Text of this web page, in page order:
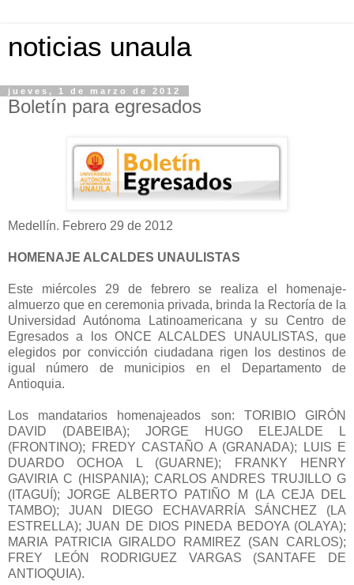
noticias unaula
jueves, 1 de marzo de 2012
Boletín para egresados
Medellín. Febrero 29 de 2012
HOMENAJE ALCALDES UNAULISTAS
Este miércoles 29 de febrero se realiza el homenaje-
almuerzo que en ceremonia privada, brinda la Rectoría de la
Universidad Autónoma Latinoamericana y su Centro de
Egresados a los ONCE ALCALDES UNAULISTAS, que
elegidos por convicción ciudadana rigen los destinos de
igual número de municipios en el Departamento de
Antioquia.
Los mandatarios homenajeados son: TORIBIO GIRÓN
DAVID (DABEIBA); JORGE HUGO ELEJALDE L
(FRONTINO); FREDY CASTAÑO A (GRANADA); LUIS E
DUARDO OCHOA L (GUARNE); FRANKY HENRY
GAVIRIA C (HISPANIA); CARLOS ANDRES TRUJILLO G
(ITAGUÍ); JORGE ALBERTO PATIÑO M (LA CEJA DEL
TAMBO); JUAN DIEGO ECHAVARRÍA SÁNCHEZ (LA
ESTRELLA); JUAN DE DIOS PINEDA BEDOYA (OLAYA);
MARIA PATRICIA GIRALDO RAMIREZ (SAN CARLOS);
FREY LEÓN RODRIGUEZ VARGAS (SANTAFE DE
ANTIOQUIA).